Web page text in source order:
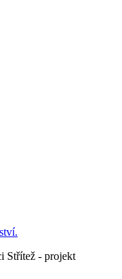
Střítež - projekt